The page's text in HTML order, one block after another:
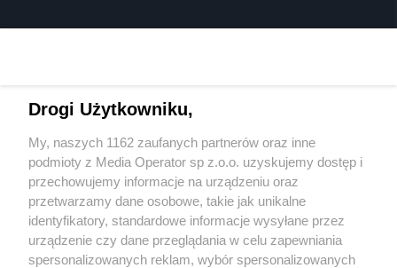
2 / 0
Wydawca mediów lokalnych
Drogi Użytkowniku,
My, naszych 1162 zaufanych partnerów oraz inne
podmioty z Media Operator sp z.o.o. uzyskujemy dostęp i
przechowujemy informacje na urządzeniu oraz
przetwarzamy dane osobowe, takie jak unikalne
identyfikatory, standardowe informacje wysyłane przez
urządzenie czy dane przeglądania w celu zapewniania
spersonalizowanych reklam, wybór spersonalizowanych